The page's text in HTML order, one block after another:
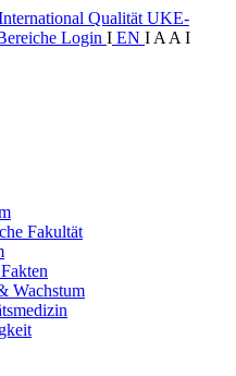
Qualität UKE-
Login I EN I A A I
Fakultät
Wachstum